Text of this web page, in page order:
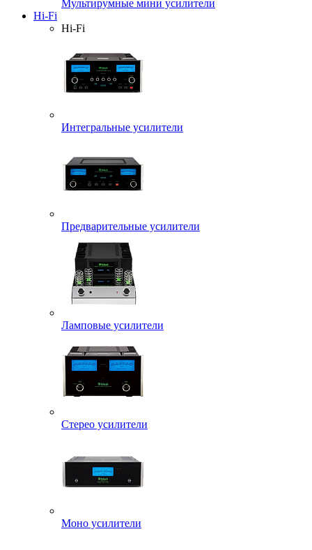
Мультирумные мини усилители
Hi-Fi
Hi-Fi
Интегральные усилители
Предварительные усилители
Ламповые усилители
Стерео усилители
Моно усилители